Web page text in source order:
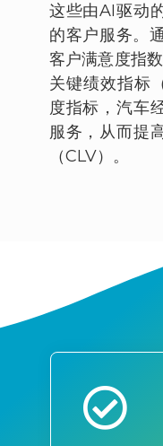
这些由AI驱动
的客户服务。
客户满意度指
关键绩效指标
度指标，汽车
服务，从而提
（CLV）。